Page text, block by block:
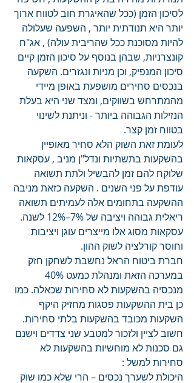
לסיכון הזמן (ככל שהאיגרת חוב לטווח ארוך
יותר היא תנודתית יותר , השפעה שעלולה
להיות מסוכנת ככל שהריבית עולה) , אג"ח
קונצרניות, שבהן בנוסף על סיכון הזמן קיים
סיכון המנפיק, וכן מניות ונגזרים. השקעה
בנכסים סחירים מושפעת באופן מיידי
מהמתרחש בשווקים, ומצד שני היא בעלת
הנזילות הגבוהה ביותר - וניתנת לשינוי
בטווח זמן קצר.
לעומת זאת השוק הלא סחיר מאופיין
בהשקעות בתשתיות ונדל"ן מניב , עסקאות
שלוקח להם זמן להבשיל ולתת תשואה
עודפת על פני השנים . השקעה כזאת מניבה
ההשקעה בתחומים אלה לעמיתים תשואה
ריאלית גבוהה ויציבה של 7%–12% לשנה.
עסקאות מסוג אלו מייצרים עוגן ויציבות
וחוסר קורלציה לשוק ההון.
חברת ביטוח הראל נחשבת לשחקן חזק
מנכסיה בהשקעות לא סחירות שכאלה. כמו
כן בית ההשקעות פסגות מחזיק היקף
השקעות מכובד בהשקעות בלתי סחירות.
חשוב לציין ולזכור למטבע שני צדדים וישנם
גם סכנות לא מוחשיות בהשקעות לא
סחירות למשל :
היכולת לשערך נכסים – הרי שלא כמו שוק